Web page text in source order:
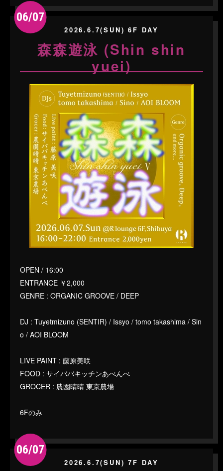
06/07
2026.6.7(SUN) 6F DAY
森森遊泳 (Shin shin
yuei)
OPEN / 16:00
ENTRANCE ￥2,000
GENRE : ORGANIC GROOVE / DEEP
DJ : Tuyetmizuno (SENTIR) / Issyo / tomo takashima / Sin
o / AOI BLOOM
LIVE PAINT : 藤原美咲
FOOD : サイババキッチンあべんべ
GROCER : 農園晴晴 東京農場
6Fのみ
06/07
2026.6.7(SUN) 7F DAY